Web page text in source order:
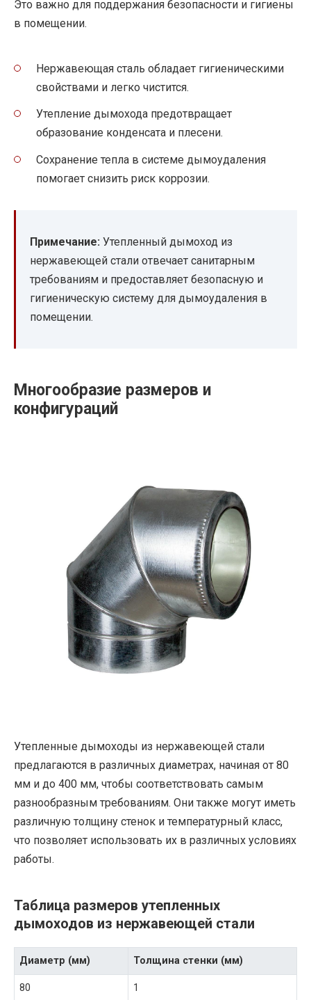
Это важно для поддержания безопасности и гигиены
в помещении.
Нержавеющая сталь обладает гигиеническими
свойствами и легко чистится.
Утепление дымохода предотвращает
образование конденсата и плесени.
Сохранение тепла в системе дымоудаления
помогает снизить риск коррозии.
Примечание: Утепленный дымоход из
нержавеющей стали отвечает санитарным
требованиям и предоставляет безопасную и
гигиеническую систему для дымоудаления в
помещении.
Многообразие размеров и
конфигураций
Утепленные дымоходы из нержавеющей стали
предлагаются в различных диаметрах, начиная от 80
мм и до 400 мм, чтобы соответствовать самым
разнообразным требованиям. Они также могут иметь
различную толщину стенок и температурный класс,
что позволяет использовать их в различных условиях
работы.
Таблица размеров утепленных
дымоходов из нержавеющей стали
Диаметр (мм) Толщина стенки (мм)
80 1